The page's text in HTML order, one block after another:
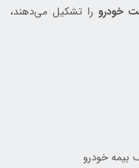
خودرو را تشکیل می‌دهند،
بیمه خودرو